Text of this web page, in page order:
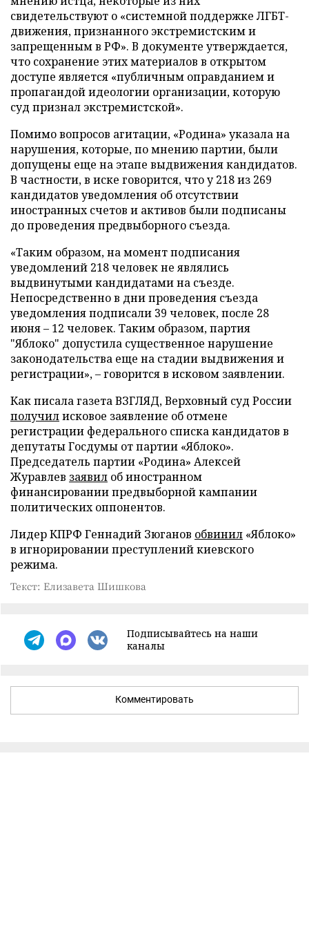
свидетельствуют о «системной поддержке ЛГБТ-
движения, признанного экстремистским и
запрещенным в РФ». В документе утверждается,
что сохранение этих материалов в открытом
доступе является «публичным оправданием и
пропагандой идеологии организации, которую
суд признал экстремистской».
Помимо вопросов агитации, «Родина» указала на
нарушения, которые, по мнению партии, были
допущены еще на этапе выдвижения кандидатов.
В частности, в иске говорится, что у 218 из 269
кандидатов уведомления об отсутствии
иностранных счетов и активов были подписаны
до проведения предвыборного съезда.
«Таким образом, на момент подписания
уведомлений 218 человек не являлись
выдвинутыми кандидатами на съезде.
Непосредственно в дни проведения съезда
уведомления подписали 39 человек, после 28
июня – 12 человек. Таким образом, партия
"Яблоко" допустила существенное нарушение
законодательства еще на стадии выдвижения и
регистрации», – говорится в исковом заявлении.
Как писала газета ВЗГЛЯД, Верховный суд России
получилисковое заявление об отмене
регистрации федерального списка кандидатов в
депутаты Госдумы от партии «Яблоко».
Председатель партии «Родина» Алексей
Журавлев заявил об иностранном
финансировании предвыборной кампании
политических оппонентов.
Лидер КПРФ Геннадий Зюганов обвинил «Яблоко»
в игнорировании преступлений киевского
режима.
Текст: Елизавета Шишкова
Подписывайтесь на наши
каналы
Комментировать